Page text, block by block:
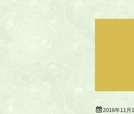
2016年11月